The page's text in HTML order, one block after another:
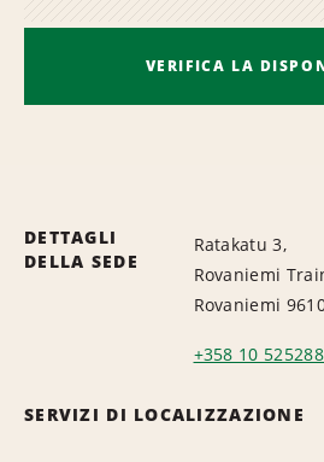
VERIFICA LA
DETTAGLI
DELLA SEDE
Ratakatu 3,
Rovaniemi
Rovaniemi
+358 10
SERVIZI DI LOCALIZZAZIONE